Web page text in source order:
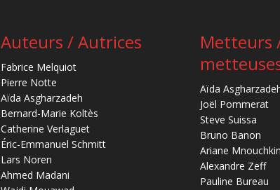
Auteurs / Autrices
Fabrice Melquiot
Pierre Notte
Aïda Asgharzadeh
Bernard-Marie Koltès
Catherine Verlaguet
Éric-Emmanuel Schmitt
Lars Noren
Ahmed Madani
Metteurs
Aïda
Joël Pommerat
Steve Suissa
Bruno Banon
Ariane
Alexandre Zeff
Pauline Bureau